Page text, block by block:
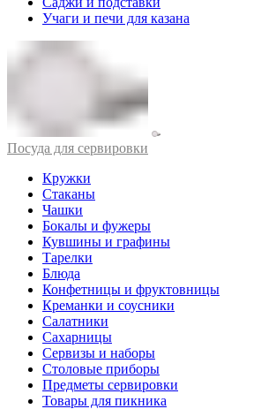
Учаги и печи для казана
Посуда для сервировки
Кружки
Стаканы
Чашки
Бокалы и фужеры
Кувшины и графины
Тарелки
Блюда
Конфетницы и фруктовницы
Креманки и соусники
Салатники
Сахарницы
Сервизы и наборы
Столовые приборы
Предметы сервировки
Товары для пикника